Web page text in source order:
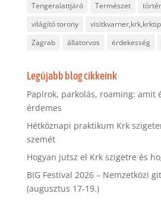
Tengeralattjáró
Természet
világító torony
Zagrab
állatorvos érdekesség
Legújabb blog cikkeink
Papírok, parkolás, roaming: amit
érdemes
Hétköznapi praktikum Krk
szemét
Hogyan jutsz el Krk szigetre és
BIG Festival 2026 – Nemzetközi
(augusztus 17-19.)